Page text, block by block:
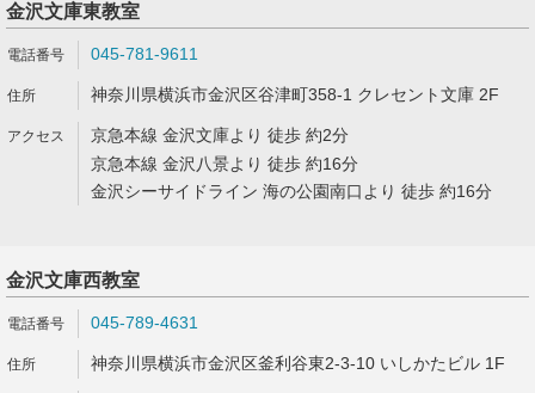
金沢文庫東教室
045-781-9611
神奈川県横浜市金沢区谷津町358-1 クレセント文庫 2F
京急本線 金沢文庫より 徒歩 約2分
京急本線 金沢八景より 徒歩 約16分
金沢シーサイドライン 海の公園南口より 徒歩 約16分
金沢文庫西教室
045-789-4631
神奈川県横浜市金沢区釜利谷東2-3-10 いしかたビル 1F